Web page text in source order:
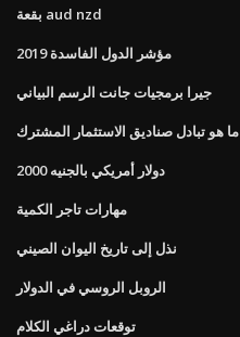
بقعة aud nzd
مؤشر الدول الفاسدة 2019
جيرا برمجيات جانت الرسم البياني
ما هو تبادل صناديق الاستثمار المشترك
2000 دولار أمريكي بالجنيه
مهارات تاجر الكمية
نذل إلى تاريخ اليوان الصيني
الروبل الروسي في الدولار
توقعات دراغي الكلام